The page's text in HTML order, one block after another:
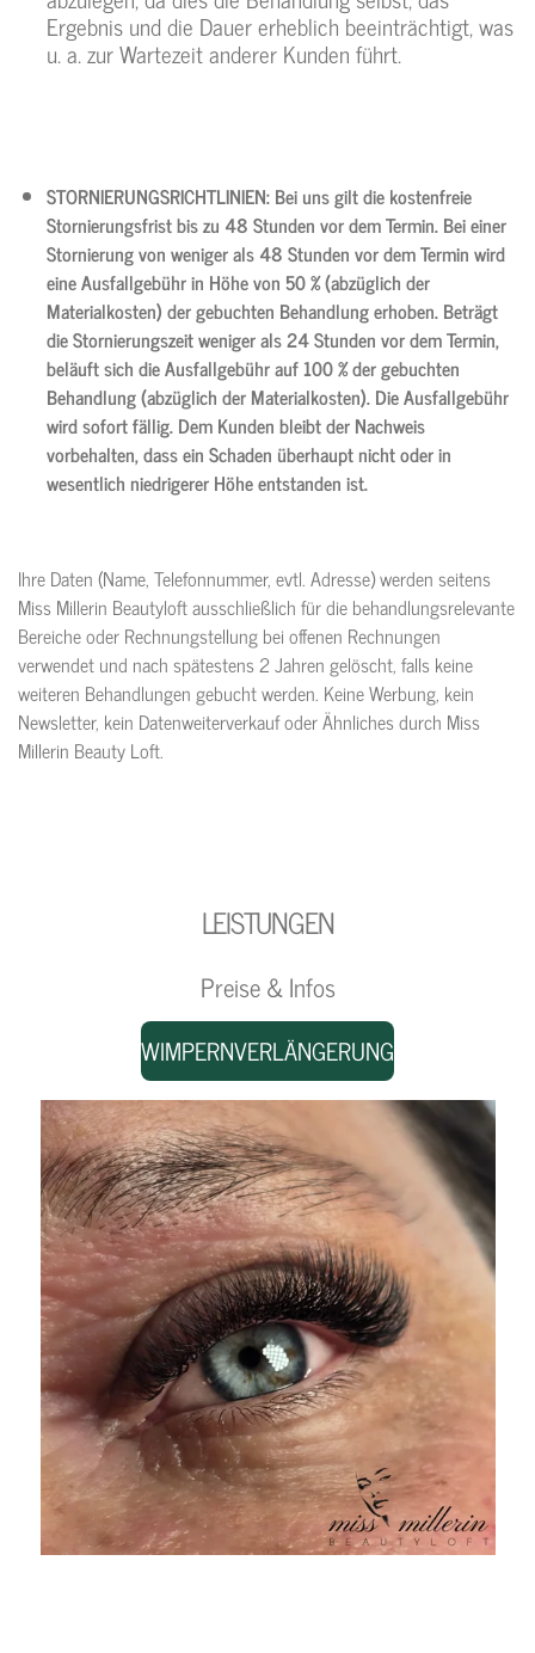
Ergebnis und die Dauer erheblich beeinträchtigt, was
u. a. zur Wartezeit anderer Kunden führt.
STORNIERUNGSRICHTLINIEN:Bei uns gilt die kostenfreie
Stornierungsfrist bis zu 48 Stunden vor dem Termin. Bei einer
Stornierung von weniger als 48 Stunden vor dem Termin wird
eine Ausfallgebühr in Höhe von 50 % (abzüglich der
Materialkosten) der gebuchten Behandlung erhoben. Beträgt
die Stornierungszeit weniger als 24 Stunden vor dem Termin,
beläuft sich die Ausfallgebühr auf 100 % der gebuchten
Behandlung (abzüglich der Materialkosten). Die Ausfallgebühr
wird sofort fällig. Dem Kunden bleibt der Nachweis
vorbehalten, dass ein Schaden überhaupt nicht oder in
wesentlich niedrigerer Höhe entstanden ist.
Ihre Daten (Name, Telefonnummer, evtl. Adresse) werden seitens
Miss Millerin Beautyloft ausschließlich für die behandlungsrelevante
Bereiche oder Rechnungstellung bei offenen Rechnungen
verwendet und nach spätestens 2 Jahren gelöscht, falls keine
weiteren Behandlungen gebucht werden. Keine Werbung, kein
Newsletter, kein Datenweiterverkauf oder Ähnliches durch Miss
Millerin Beauty Loft.
LEISTUNGEN
Preise & Infos
WIMPERNVERLÄNGERUNG